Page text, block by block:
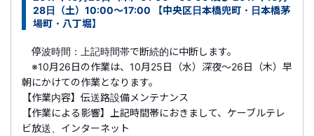
28日（土）10:00～17:00 【中央区日本橋兜町・日本橋茅
場町・八丁堀】
停波時間：上記時間帯で断続的に中断します。
※10月26日の作業は、10月25日（水）深夜～26日（木）早
朝にかけての作業となります。
【作業内容】伝送路設備メンテナンス
【作業による影響】上記時間帯におきまして、ケーブルテレ
ビ放送、インターネット